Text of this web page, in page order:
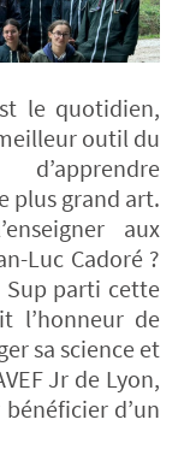
le quotidien,
outil du
plus grand art.
aux
Luc Cadoré ?
Sup parti cette
l’honneur de
sa science et
Jr de Lyon,
d’un